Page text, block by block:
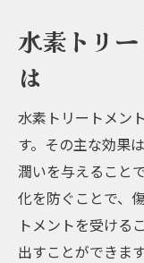
水素トリ
は
水素トリートメン
す。その主な効果
潤いを与えること
化を防ぐことで、
トメントを受ける
出すことができま